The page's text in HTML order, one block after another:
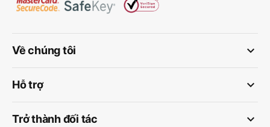
keyboard_arrow_down
Về chúng tôi
keyboard_arrow_down
Hỗ trợ
keyboard_arrow_down
Trở thành đối tác